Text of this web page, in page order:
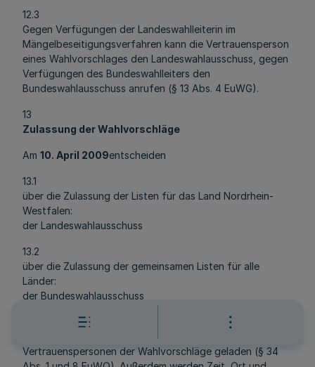
12.3
Gegen Verfügungen der Landeswahlleiterin im
Mängelbeseitigungsverfahren kann die Vertrauensperson
eines Wahlvorschlages den Landeswahlausschuss, gegen
Verfügungen des Bundeswahlleiters den
Bundeswahlausschuss anrufen (§ 13 Abs. 4 EuWG).
13
Zulassung der Wahlvorschläge
Am 10. April 2009entscheiden
13.1
über die Zulassung der Listen für das Land Nordrhein-
Westfalen:
der Landeswahlausschuss
13.2
über die Zulassung der gemeinsamen Listen für alle
Länder:
der Bundeswahlausschuss
Zu den Sitzungen der Wahlausschüsse werden die
Vertrauenspersonen der Wahlvorschläge geladen (§ 34